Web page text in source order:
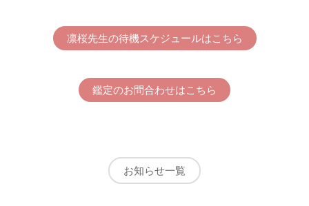
凛桜先生の待機スケジュールはこちら
鑑定のお問合わせはこちら
お知らせ一覧